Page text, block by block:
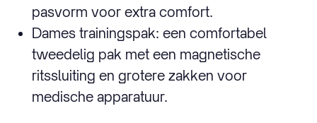
pasvorm voor extra comfort.
Dames trainingspak: een comfortabel
tweedelig pak met een magnetische
ritssluiting en grotere zakken voor
medische apparatuur.